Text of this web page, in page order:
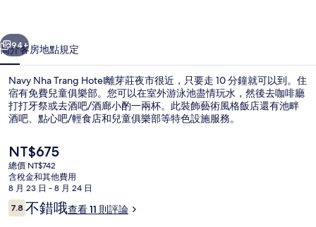
集
個 下一個
94+
簡介客房地點規定
Navy Nha Trang Hotel離芽莊夜市很近，只要走 10 分鐘就可以到。住
宿有免費兒童俱樂部。您可以在室外游泳池盡情玩水，然後去咖啡廳
打打牙祭或去酒吧/酒廊小酌一兩杯。此裝飾藝術風格飯店還有池畔
酒吧、點心吧/輕食店和兒童俱樂部等特色設施服務。
目
前
的
價
格
是
NT$675
總價 NT$742
含稅金和其他費用
8 月 23 日 - 8 月 24 日
評
論
7.87.8 分，滿分 10 分，
不錯哦查看 11 則評論